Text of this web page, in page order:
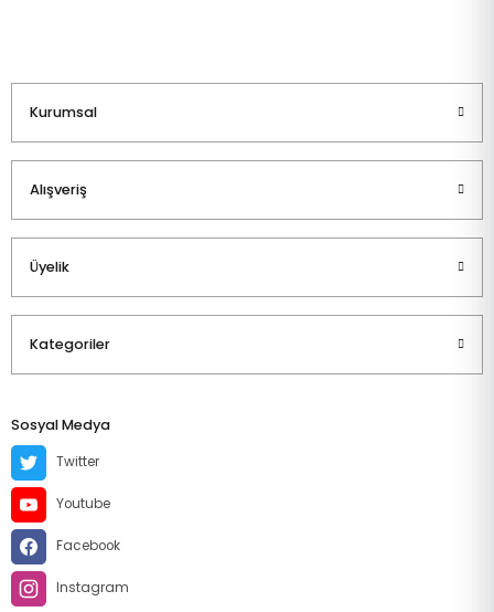
Kurumsal
Alışveriş
Üyelik
Kategoriler
Sosyal Medya
Twitter
Youtube
Facebook
Instagram